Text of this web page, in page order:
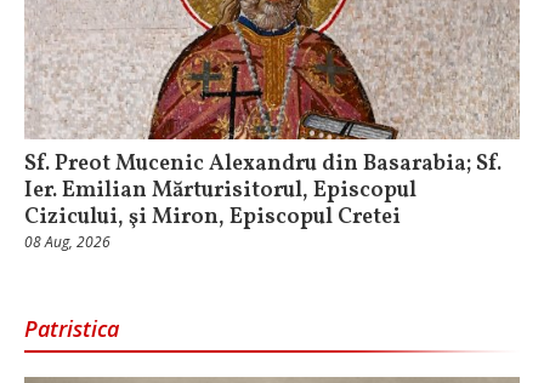
Sf. Preot Mucenic Alexandru din Basarabia; Sf.
Ier. Emilian Mărturisitorul, Episcopul
Cizicului, şi Miron, Episcopul Cretei
08 Aug, 2026
Patristica